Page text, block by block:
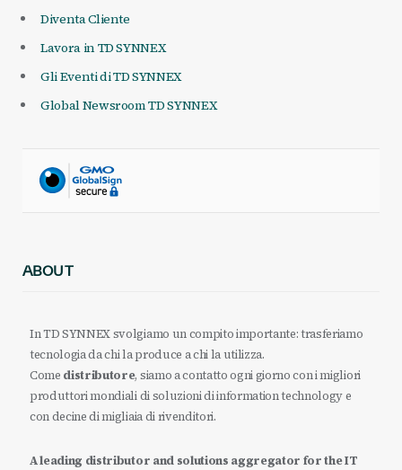
Diventa Cliente
Lavora in TD SYNNEX
Gli Eventi di TD SYNNEX
Global Newsroom TD SYNNEX
ABOUT
In TD SYNNEX svolgiamo un compito importante: trasferiamo
tecnologia da chi la produce a chi la utilizza.
Come distributore, siamo a contatto ogni giorno con i migliori
produttori mondiali di soluzioni di information technology e
con decine di migliaia di rivenditori.
A leading distributor and solutions aggregator for the IT